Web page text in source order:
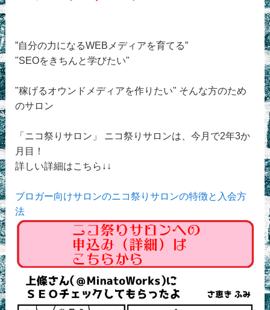
”自分の力になるWEBメディアを育てる”
"SEOをきちんと学びたい"
"稼げるオウンドメディアを作りたい" そんな方のため
のサロン
「ニコ祭りサロン」 ニコ祭りサロンは、今月で2年3か
月目！
詳しい詳細はこちら↓↓
ブロガー向けサロンのニコ祭りサロンの特徴と入会方
法